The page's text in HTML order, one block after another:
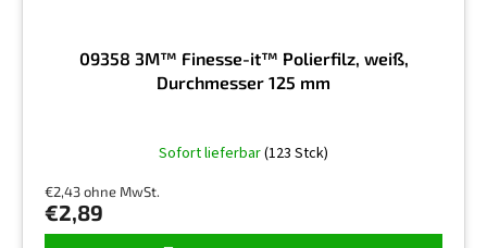
09358 3M™ Finesse-it™ Polierfilz, weiß,
Durchmesser 125 mm
Sofort lieferbar(123 Stck)
€2,43 ohne MwSt.
€2,89